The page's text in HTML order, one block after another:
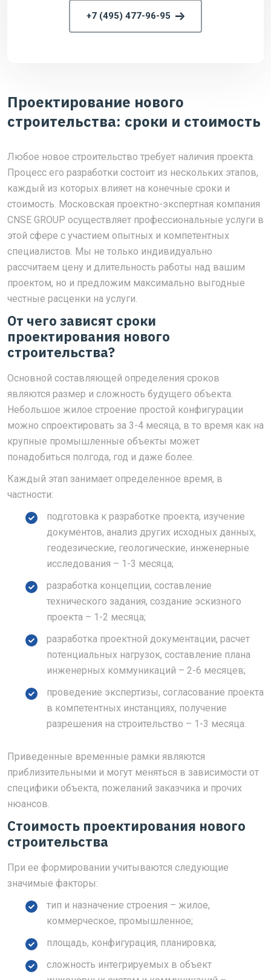
+7 (495) 477-96-95
Проектирование нового
строительства: сроки и стоимость
Любое новое строительство требует наличия проекта.
Процесс его разработки состоит из нескольких этапов,
каждый из которых влияет на конечные сроки и
стоимость. Московская проектно-экспертная компания
CNSE GROUP осуществляет профессиональные услуги в
этой сфере с участием опытных и компетентных
специалистов. Мы не только индивидуально
рассчитаем цену и длительность работы над вашим
проектом, но и предложим максимально выгодные
честные расценки на услуги.
От чего зависят сроки
проектирования нового
строительства?
Основной составляющей определения сроков
являются размер и сложность будущего объекта.
Небольшое жилое строение простой конфигурации
можно спроектировать за 3-4 месяца, в то время как на
крупные промышленные объекты может
понадобиться полгода, год и даже более.
Каждый этап занимает определенное время, в
частности:
подготовка к разработке проекта, изучение
документов, анализ других исходных данных,
геодезические, геологические, инженерные
исследования – 1-3 месяца;
разработка концепции, составление
технического задания, создание эскизного
проекта – 1-2 месяца;
разработка проектной документации, расчет
потенциальных нагрузок, составление плана
инженерных коммуникаций – 2-6 месяцев;
проведение экспертизы, согласование проекта
в компетентных инстанциях, получение
разрешения на строительство – 1-3 месяца.
Приведенные временные рамки являются
приблизительными и могут меняться в зависимости от
специфики объекта, пожеланий заказчика и прочих
нюансов.
Стоимость проектирования нового
строительства
При ее формировании учитываются следующие
значимые факторы:
тип и назначение строения – жилое,
коммерческое, промышленное;
площадь, конфигурация, планировка;
сложность интегрируемых в объект